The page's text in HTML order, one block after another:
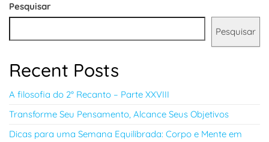
Pesquisar
Pesquisar
Recent Posts
A filosofia do 2° Recanto – Parte XXVIII
Transforme Seu Pensamento, Alcance Seus Objetivos
Dicas para uma Semana Equilibrada: Corpo e Mente em